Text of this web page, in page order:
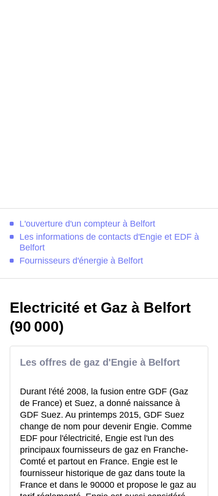
L'ouverture d'un compteur à Belfort
Les informations de contacts d'Engie et EDF à
Belfort
Fournisseurs d'énergie à Belfort
Electricité et Gaz à Belfort
(90 000)
Les offres de gaz d'Engie à Belfort
Durant l'été 2008, la fusion entre GDF (Gaz
de France) et Suez, a donné naissance à
GDF Suez. Au printemps 2015, GDF Suez
change de nom pour devenir Engie. Comme
EDF pour l'électricité, Engie est l'un des
principaux fournisseurs de gaz en Franche-
Comté et partout en France. Engie est le
fournisseur historique de gaz dans toute la
France et dans le 90000 et propose le gaz au